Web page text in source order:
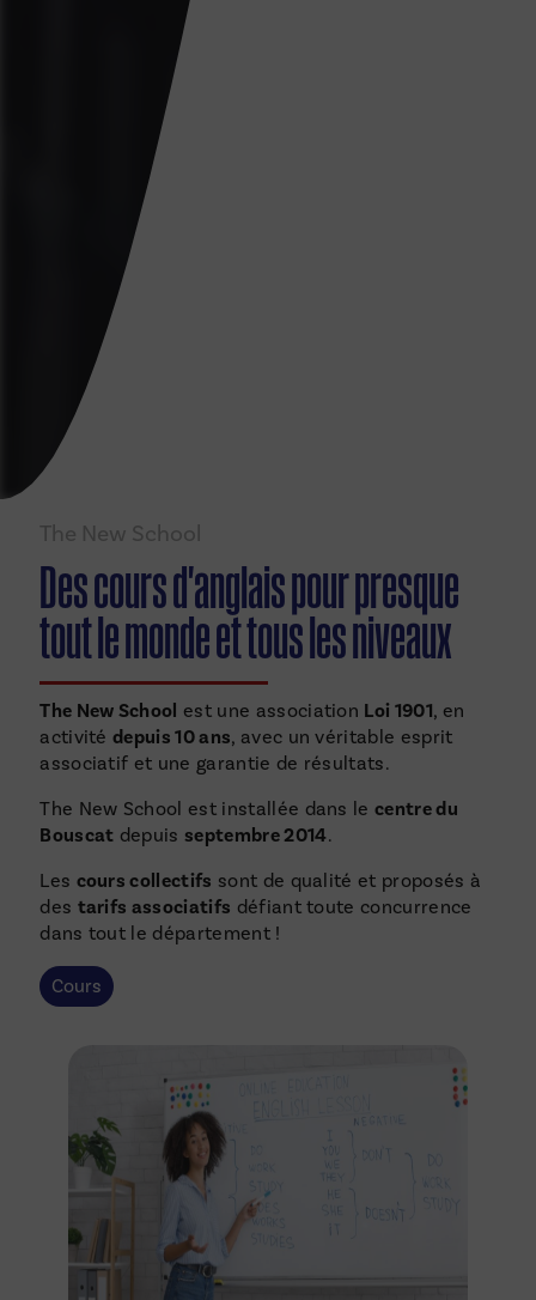
The New School
Des cours d'anglais pour presque
tout le monde et tous les niveaux
The New School est une association Loi 1901, en
activitédepuis 10 ans, avec un véritable esprit
associatif et une garantie de résultats.
The New School est installée dans lecentre du
Bouscat depuisseptembre 2014.
Les cours collectifs sont de qualité et proposés à
des tarifs associatifs défiant toute concurrence
dans tout le département !
Cours